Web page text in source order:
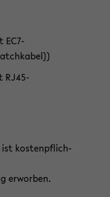
EC7-​
RJ45-​
ist kos­ten­pflich­
er­wor­ben.